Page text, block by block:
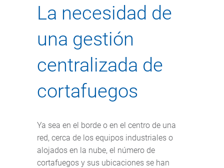
La necesidad de
una gestión
centralizada de
cortafuegos
Ya sea en el borde o en el centro de una
red, cerca de los equipos industriales o
alojados en la nube, el número de
cortafuegos y sus ubicaciones se han